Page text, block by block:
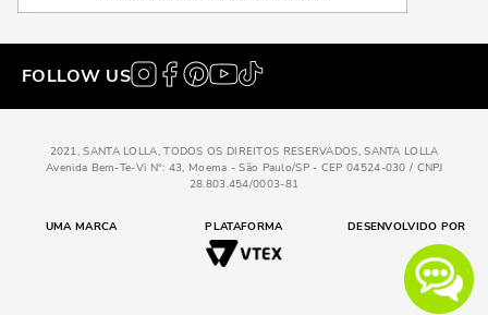
FOLLOW US
2021, SANTA LOLLA, TODOS OS DIREITOS RESERVADOS, SANTA LOLLA
Avenida Bem-Te-Vi N°: 43, Moema - São Paulo/SP - CEP 04524-030 / CNPJ
28.803.454/0003-81
UMA MARCA PLATAFORMA DESENVOLVIDO POR